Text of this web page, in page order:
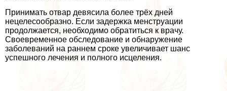
Принимать отвар девясила более трёх дней
нецелесообразно. Если задержка мeнcтpуации
продолжается, необходимо обратиться к врачу.
Своевременное обследование и обнаружение
заболеваний на раннем сроке увеличивает шанс
успешного лечения и полного исцеления.